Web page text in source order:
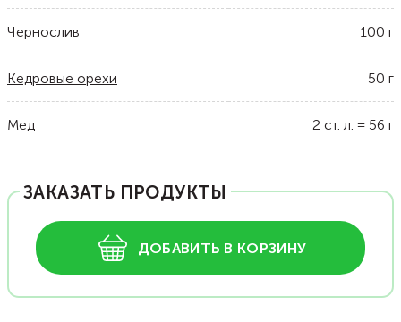
Чернослив 100 г
Кедровые орехи 50 г
Мед 2 ст. л. = 56 г
ЗАКАЗАТЬ ПРОДУКТЫ
ДОБАВИТЬ В КОРЗИНУ